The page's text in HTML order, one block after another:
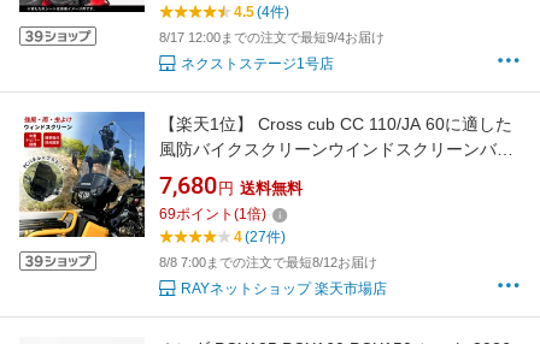
4.5(4件)
8/17 12:00までの注文で最短9/4お届け
ネクストステージ1号店
【楽天1位】 Cross cub CC 110/JA 60に適した
風防バイクスクリーンウインドスクリーンバイ
ク アクセサリー新型クロスカブ110 カスタムパ
ーツバイク スクリーン 延長PC材質バイクパー
ツアクセサリー
7,680 円 送料無料
69ポイント (1倍)
4(27件)
8/8 7:00までの注文で最短8/12お届け
RAYネットショップ 楽天市場店